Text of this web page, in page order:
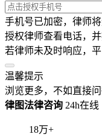
手机号已加密，律师
授权律师查看电话，
若律师未及时响应，
温馨提示
浏览更多，不如直接
律图法律咨询 24h在线
18万+